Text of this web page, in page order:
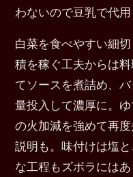
わないので豆乳で代用
白菜を食べやすい細
積を稼ぐ工夫からは
てソースを煮詰め、
量投入して濃厚に。
の火加減を強めて再
説明も。味付けは塩
な工程もズボラにはあ